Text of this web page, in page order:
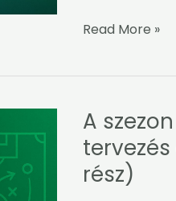
Read More »
A
rész)
A
szezon
periodizációja
–